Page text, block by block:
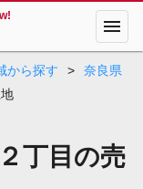
menu
から探す >
奈良県
丁目の売